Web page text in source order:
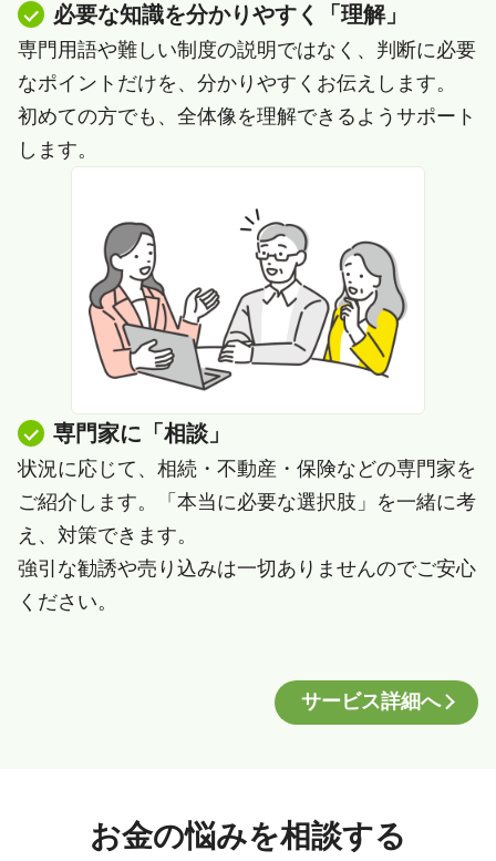
必要な知識を分かりやすく「理解」
専門用語や難しい制度の説明ではなく、判断に必要
なポイントだけを、分かりやすくお伝えします。
初めての方でも、全体像を理解できるようサポート
します。
専門家に「相談」
状況に応じて、相続・不動産・保険などの専門家を
ご紹介します。「本当に必要な選択肢」を一緒に考
え、対策できます。
強引な勧誘や売り込みは一切ありませんのでご安心
ください。
サービス詳細へ
お金の悩みを相談する